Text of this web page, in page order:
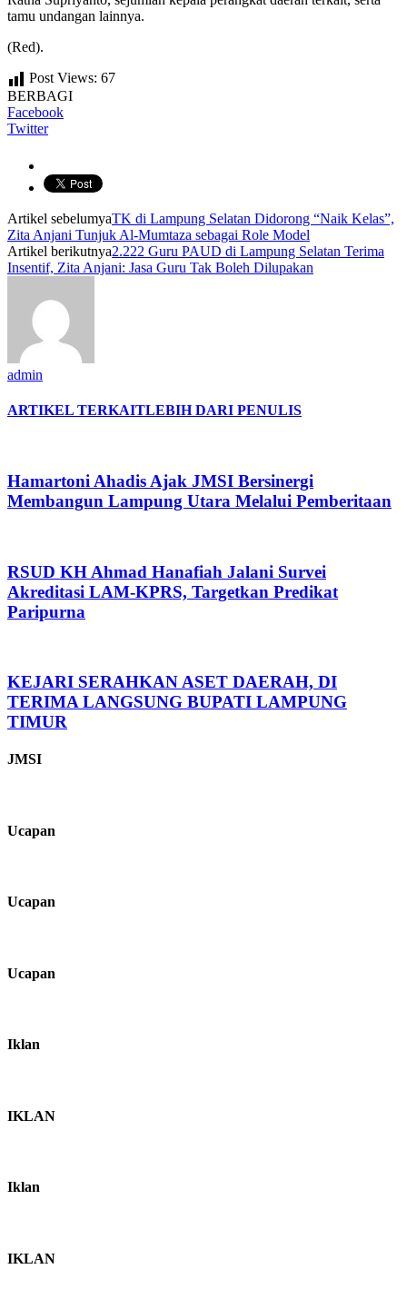
tamu undangan lainnya.
(Red).
Post Views: 67
BERBAGI
Facebook
Twitter
Artikel sebelumyaTK di Lampung Selatan Didorong “Naik Kelas”,
Zita Anjani Tunjuk Al-Mumtaza sebagai Role Model
Artikel berikutnya2.222 Guru PAUD di Lampung Selatan Terima
Insentif, Zita Anjani: Jasa Guru Tak Boleh Dilupakan
admin
ARTIKEL TERKAITLEBIH DARI PENULIS
Hamartoni Ahadis Ajak JMSI Bersinergi
Membangun Lampung Utara Melalui Pemberitaan
RSUD KH Ahmad Hanafiah Jalani Survei
Akreditasi LAM-KPRS, Targetkan Predikat
Paripurna
KEJARI SERAHKAN ASET DAERAH, DI
TERIMA LANGSUNG BUPATI LAMPUNG
TIMUR
JMSI
Ucapan
Ucapan
Ucapan
Iklan
IKLAN
Iklan
IKLAN